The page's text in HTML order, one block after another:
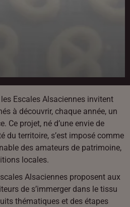
Escales Alsaciennes invitent
à découvrir, chaque année, un
Ce projet, né d’une envie de
du territoire, s’est imposé comme
des amateurs de patrimoine,
locales.
Alsaciennes proposent aux
de s’immerger dans le tissu
thématiques et des étapes